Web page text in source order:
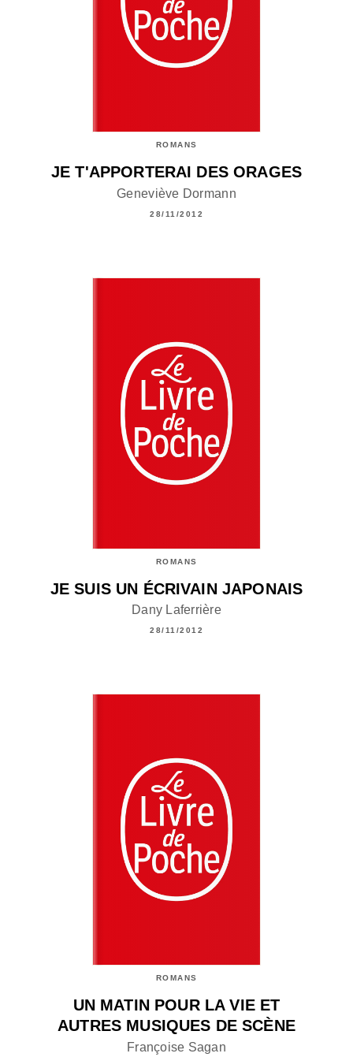
ROMANS
JE T'APPORTERAI DES ORAGES
Geneviève Dormann
28/11/2012
ROMANS
JE SUIS UN ÉCRIVAIN JAPONAIS
Dany Laferrière
28/11/2012
ROMANS
UN MATIN POUR LA VIE ET
AUTRES MUSIQUES DE SCÈNE
Françoise Sagan